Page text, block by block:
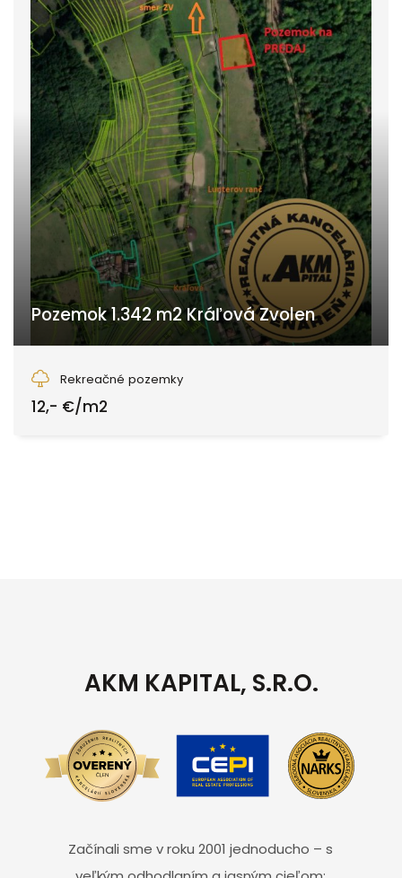
Pozemok 1.342 m2 Kráľová Zvolen
Rekreačné pozemky
12,- €/m2
AKM KAPITAL, S.R.O.
Začínali sme v roku 2001 jednoducho – s